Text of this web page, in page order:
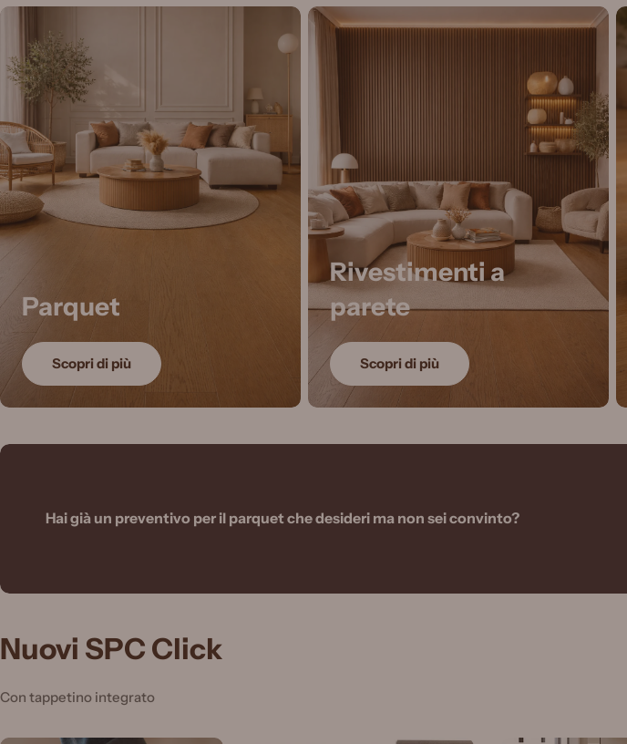
Parquet
Scopri di più
Rivestimenti a
parete
Scopri di più
Hai già un preventivo per il parquet che desideri ma non sei convinto?
Nuovi SPC Click
Con tappetino integrato